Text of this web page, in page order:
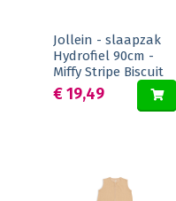
Jollein - slaapzak
Hydrofiel 90cm -
Miffy Stripe Biscuit
€ 19,49